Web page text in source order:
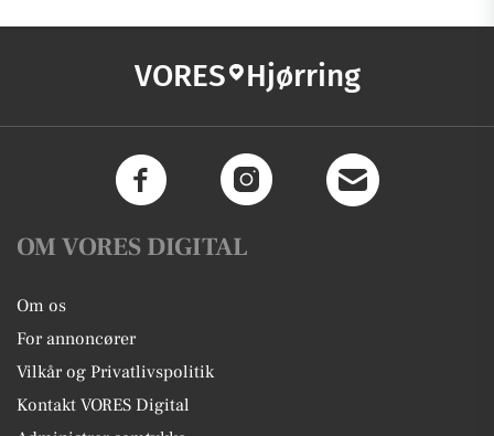
VORES Hjørring
OM VORES DIGITAL
Om os
For annoncører
Vilkår og Privatlivspolitik
Kontakt VORES Digital